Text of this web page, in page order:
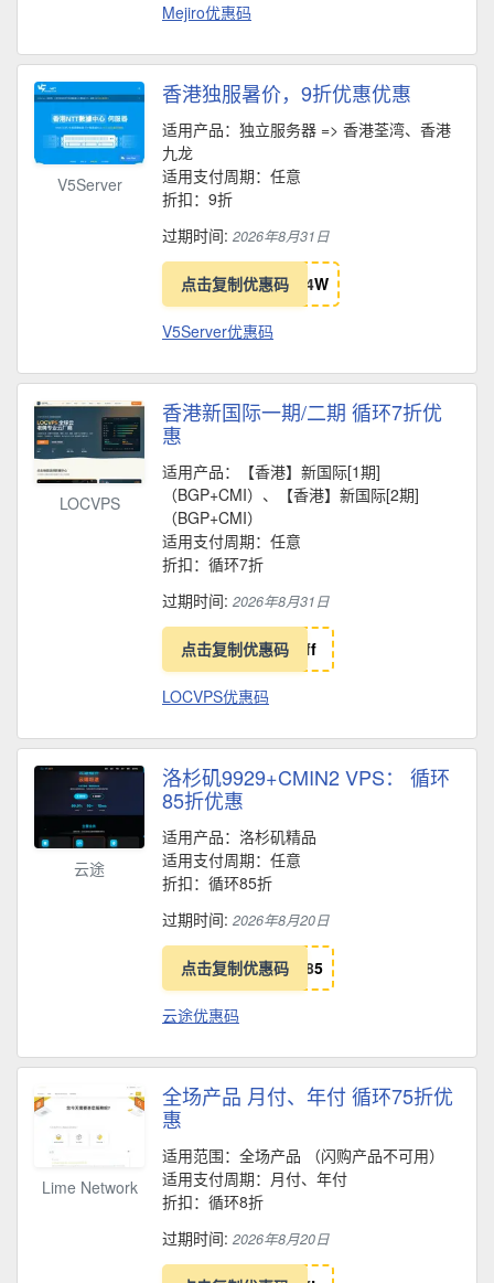
Mejiro优惠码
V5Server
香港独服暑价，9折优惠优惠
适用产品：独立服务器 => 香港荃湾、香港
九龙
适用支付周期：任意
折扣：9折
过期时间: 2026年8月31日
点击复制优惠码 4W
V5Server优惠码
LOCVPS
香港新国际一期/二期 循环7折优
惠
适用产品：【香港】新国际[1期]
（BGP+CMI）、【香港】新国际[2期]
（BGP+CMI）
适用支付周期：任意
折扣：循环7折
过期时间: 2026年8月31日
点击复制优惠码 ff
LOCVPS优惠码
云途
洛杉矶9929+CMIN2 VPS： 循环
85折优惠
适用产品：洛杉矶精品
适用支付周期：任意
折扣：循环85折
过期时间: 2026年8月20日
点击复制优惠码 85
云途优惠码
Lime Network
全场产品 月付、年付 循环75折优
惠
适用范围：全场产品 （闪购产品不可用）
适用支付周期：月付、年付
折扣：循环8折
过期时间: 2026年8月20日